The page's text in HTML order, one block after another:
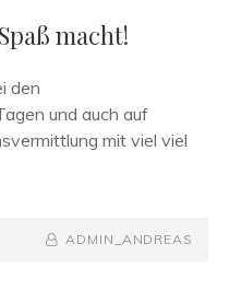
macht!
den
und auch auf
mit viel viel
BY
BYLINE
ADMIN_ANDREAS